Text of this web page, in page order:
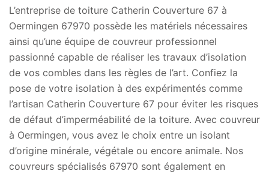
L’entreprise de toiture Catherin Couverture 67 à
Oermingen 67970 possède les matériels nécessaires
ainsi qu’une équipe de couvreur professionnel
passionné capable de réaliser les travaux d’isolation
de vos combles dans les règles de l’art. Confiez la
pose de votre isolation à des expérimentés comme
l’artisan Catherin Couverture 67 pour éviter les risques
de défaut d’imperméabilité de la toiture. Avec couvreur
à Oermingen, vous avez le choix entre un isolant
d’origine minérale, végétale ou encore animale. Nos
couvreurs spécialisés 67970 sont également en